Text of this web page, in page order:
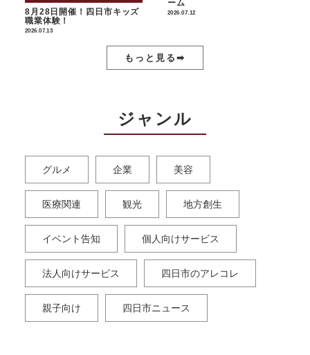
8月28日開催！四日市キッズ
職業体験！
2026.07.13
ーム
2026.07.12
もっと見る➡︎
ジャンル
グルメ 企業 美容
医療関連 観光 地方創生
イベント告知 個人向けサービス
法人向けサービス 四日市のアレコレ
親子向け 四日市ニュース